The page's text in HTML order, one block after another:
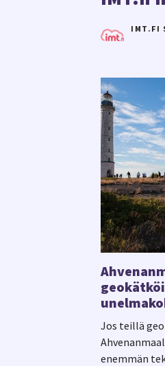
IMT.FI
Jos teillä
enemmän